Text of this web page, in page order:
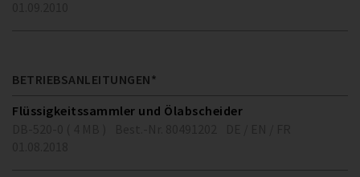
BETRIEBSANLEITUNGEN*
Flüssigkeitssammler und Ölabscheider